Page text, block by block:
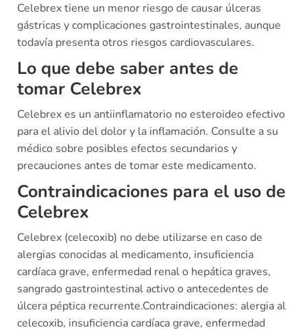
Celebrex tiene un menor riesgo de causar úlceras
gástricas y complicaciones gastrointestinales, aunque
todavía presenta otros riesgos cardiovasculares.
Lo que debe saber antes de
tomar Celebrex
Celebrex es un antiinflamatorio no esteroideo efectivo
para el alivio del dolor y la inflamación. Consulte a su
médico sobre posibles efectos secundarios y
precauciones antes de tomar este medicamento.
Contraindicaciones para el uso de
Celebrex
Celebrex (celecoxib) no debe utilizarse en caso de
alergias conocidas al medicamento, insuficiencia
cardíaca grave, enfermedad renal o hepática graves,
sangrado gastrointestinal activo o antecedentes de
úlcera péptica recurrente.Contraindicaciones: alergia al
celecoxib, insuficiencia cardíaca grave, enfermedad